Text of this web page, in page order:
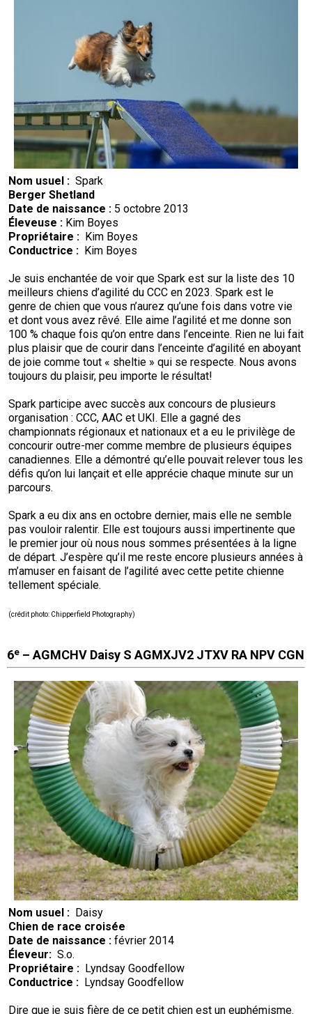
Nom usuel : Spark
Berger Shetland
Date de naissance : 5 octobre 2013
Éleveuse : Kim Boyes
Propriétaire : Kim Boyes
Conductrice : Kim Boyes
Je suis enchantée de voir que Spark est sur la liste des 10
meilleurs chiens d’agilité du CCC en 2023. Spark est le
genre de chien que vous n’aurez qu’une fois dans votre vie
et dont vous avez rêvé. Elle aime l’agilité et me donne son
100 % chaque fois qu’on entre dans l’enceinte. Rien ne lui fait
plus plaisir que de courir dans l’enceinte d’agilité en aboyant
de joie comme tout « sheltie » qui se respecte. Nous avons
toujours du plaisir, peu importe le résultat!
Spark participe avec succès aux concours de plusieurs
organisation : CCC, AAC et UKI. Elle a gagné des
championnats régionaux et nationaux et a eu le privilège de
concourir outre-mer comme membre de plusieurs équipes
canadiennes. Elle a démontré qu’elle pouvait relever tous les
défis qu’on lui lançait et elle apprécie chaque minute sur un
parcours.
Spark a eu dix ans en octobre dernier, mais elle ne semble
pas vouloir ralentir. Elle est toujours aussi impertinente que
le premier jour où nous nous sommes présentées à la ligne
de départ. J’espère qu’il me reste encore plusieurs années à
m’amuser en faisant de l’agilité avec cette petite chienne
tellement spéciale.
(crédit photo: Chipperfield Photography)
6e –AGMCHV Daisy S AGMXJV2 JTXV RA NPV CGN
Nom usuel : Daisy
Chien de race croisée
Date de naissance : février 2014
Éleveur: S.o.
Propriétaire : Lyndsay Goodfellow
Conductrice : Lyndsay Goodfellow
Dire que je suis fière de ce petit chien est un euphémisme.